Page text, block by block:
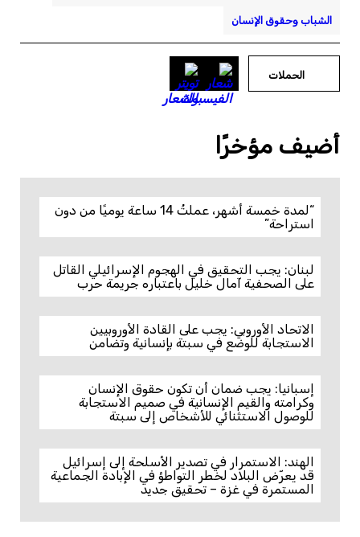
الشباب وحقوق الإنسان
الحملات
أضيف مؤخرًا
“لمدة خمسة أشهر، عملتُ 14 ساعة يوميًا من دون
استراحة”
لبنان: يجب التحقيق في الهجوم الإسرائيلي القاتل
على الصحفية آمال خليل باعتباره جريمة حرب
الاتحاد الأوروبي: يجب على القادة الأوروبيين
الاستجابة للوضع في سبتة بإنسانية وتضامن
إسبانيا: يجب ضمان أن تكون حقوق الإنسان
وكرامته والقيم الإنسانية في صميم الاستجابة
للوصول الاستثنائي للأشخاص إلى سبتة
الهند: الاستمرار في تصدير الأسلحة إلى إسرائيل
قد يعرّض البلاد لخطر التواطؤ في الإبادة الجماعية
المستمرة في غزة – تحقيق جديد